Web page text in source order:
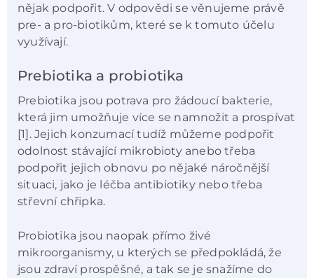
nějak podpořit. V odpovědi se věnujeme právě
pre- a pro-biotikům, které se k tomuto účelu
využívají.
Prebiotika a probiotika
Prebiotika jsou potrava pro žádoucí bakterie,
která jim umožňuje více se namnožit a prospívat
[1]. Jejich konzumací tudíž můžeme podpořit
odolnost stávající mikrobioty anebo třeba
podpořit jejich obnovu po nějaké náročnější
situaci, jako je léčba antibiotiky nebo třeba
střevní chřipka.
Probiotika jsou naopak přímo živé
mikroorganismy, u kterých se předpokládá, že
jsou zdraví prospěšné, a tak se je snažíme do